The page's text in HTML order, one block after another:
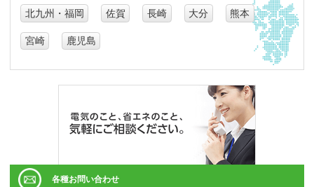
北九州・福岡 佐賀 長崎 大分 熊本
宮崎 鹿児島
各種お問い合わせ